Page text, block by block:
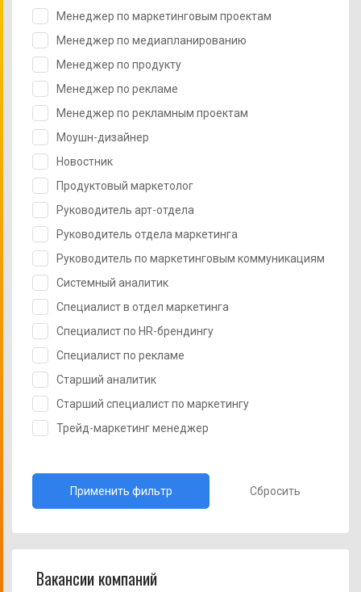
Менеджер по маркетинговым проектам
Менеджер по медиапланированию
Менеджер по продукту
Менеджер по рекламе
Менеджер по рекламным проектам
Моушн-дизайнер
Новостник
Продуктовый маркетолог
Руководитель арт-отдела
Руководитель отдела маркетинга
Руководитель по маркетинговым коммуникациям
Системный аналитик
Специалист в отдел маркетинга
Специалист по HR-брендингу
Специалист по рекламе
Старший аналитик
Старший специалист по маркетингу
Трейд-маркетинг менеджер
Сбросить
Вакансии компаний